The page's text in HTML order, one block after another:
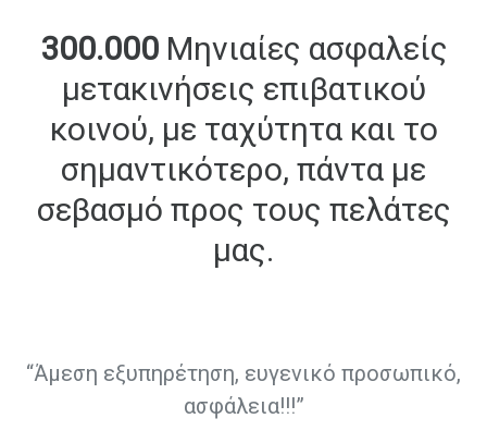
300.000Μηνιαίες ασφαλείς
μετακινήσεις επιβατικού
κοινού, με ταχύτητα και το
σημαντικότερο, πάντα με
σεβασμό προς τους πελάτες
μας.
“Άμεση εξυπηρέτηση, ευγενικό προσωπικό,
ασφάλεια!!!”